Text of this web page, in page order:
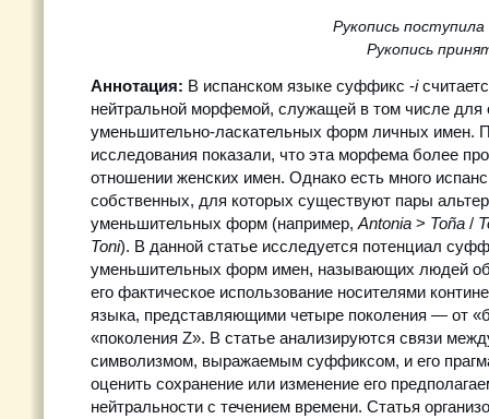
Рукопись
Рукопись
Аннотация: В испанском языке суффикс -i
нейтральной морфемой, служащей в том числе для
уменьшительно-ласкательных форм личных имен.
исследования показали, что эта морфема более
отношении женских имен. Однако есть много
собственных, для которых существуют пары
уменьшительных форм (например, Antonia > Toña /
Toni). В данной статье исследуется потенциал
уменьшительных форм имен, называющих людей
его фактическое использование носителями
языка, представляющими четыре поколения — от
«поколения Z». В статье анализируются связи
символизмом, выражаемым суффиксом, и его
оценить сохранение или изменение его
нейтральности с течением времени. Статья